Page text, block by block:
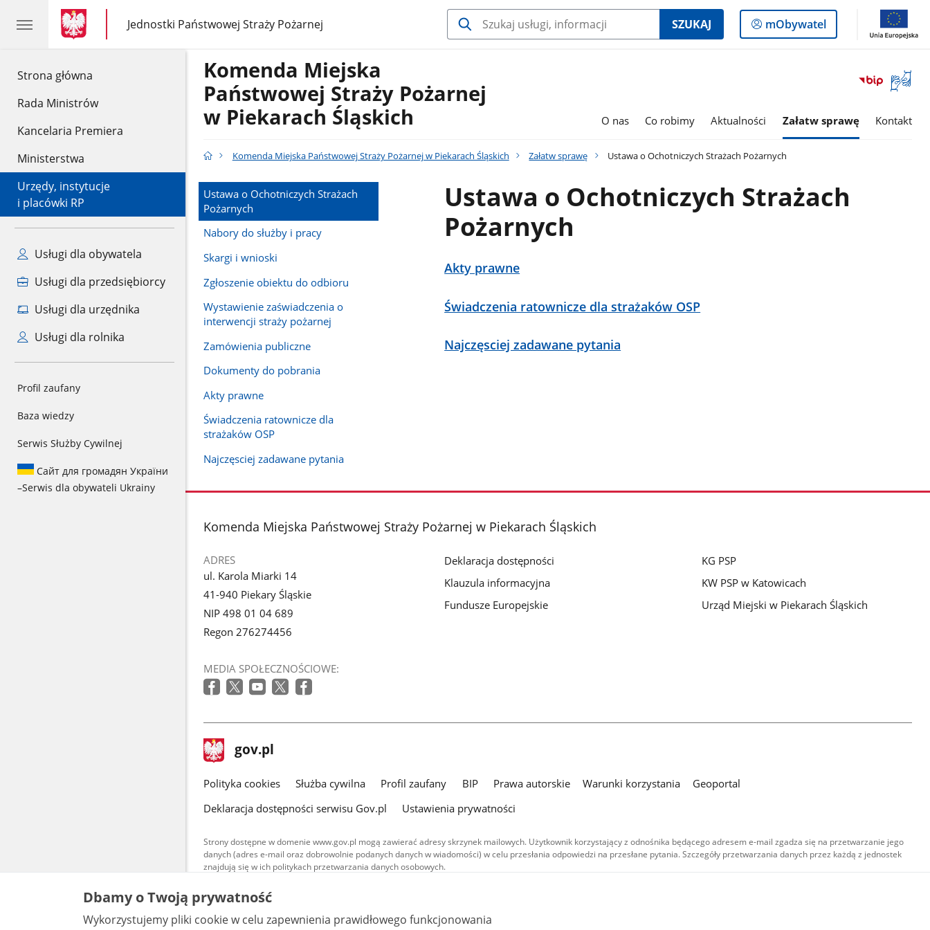
Strona główna
Rada Ministrów
Kancelaria Premiera
Ministerstwa
Urzędy, instytucje
i placówki RP
Usługi dla obywatela
Usługi dla przedsiębiorcy
Usługi dla urzędnika
Usługi dla rolnika
Profil zaufany
Baza wiedzy
Serwis Służby Cywilnej
Сайт для громадян України
–Serwis dla obywateli Ukrainy
gov.pl
gov.pl
Jednostki Państwowej Straży Pożarnej
gov.pl
Jednostki
Państwowej
SZUKAJ
Logowanie
do
mObywatel
Otwórz
okno
Komenda Miejska
Państwowej Straży Pożarnej
w Piekarach Śląskich
O nas Co robimy Aktualności Załatw sprawę Kontakt
Komenda Miejska Państwowej Straży Pożarnej w Piekarach Śląskich Załatw sprawę Ustawa o Ochotniczych Strażach Pożarnych
Ustawa o Ochotniczych Strażach
Pożarnych
Nabory do służby i pracy
Skargi i wnioski
Zgłoszenie obiektu do odbioru
Wystawienie zaświadczenia o
interwencji straży pożarnej
Zamówienia publiczne
Dokumenty do pobrania
Akty prawne
Świadczenia ratownicze dla
strażaków OSP
Najczęsciej zadawane pytania
Ustawa o Ochotniczych Strażach
Pożarnych
Akty prawne
Świadczenia ratownicze dla strażaków OSP
Najczęsciej zadawane pytania
stopka
Komenda Miejska Państwowej Straży Pożarnej w Piekarach Śląskich
ADRES
ul. Karola Miarki 14
41-940 Piekary Śląskie
NIP 498 01 04 689
Regon 276274456
MEDIA SPOŁECZNOŚCIOWE:
Deklaracja dostępności
Klauzula informacyjna
Fundusze Europejskie
KG PSP
KW PSP w Katowicach
Urząd Miejski w Piekarach Śląskich
stopka
gov.pl Strona
gov.pl
gov.pl
Polityka cookies Służba cywilna Profil zaufany BIP Prawa autorskie Warunki korzystania
Geoportal
Deklaracja dostępności serwisu Gov.pl
Ustawienia prywatności
Strony dostępne w domenie www.gov.pl mogą zawierać adresy skrzynek mailowych. Użytkownik korzystający z odnośnika będącego adresem e-mail zgadza się na przetwarzanie jego
danych (adres e-mail oraz dobrowolnie podanych danych w wiadomości) w celu przesłania odpowiedzi na przesłane pytania. Szczegóły przetwarzania danych przez każdą z jednostek
znajdują się w ich politykach przetwarzania danych osobowych.
Treści tekstowe publikowane w serwisie (z wyłączeniem treści audiowizualnych), są
udostępniane na licencji typu Creative Commons: uznanie autorstwa - na tych samych
warunkach 4.0 (CC BY-SA 4.0). Materiały audiowizualne, w tym zdjęcia, materiały audio i wideo,
są udostępniane na licencji typu Creative Commons: uznanie autorstwa użycie niekomercyjne -
Dbamy o Twoją prywatność
Wykorzystujemy pliki cookie w celu zapewnienia prawidłowego funkcjonowania